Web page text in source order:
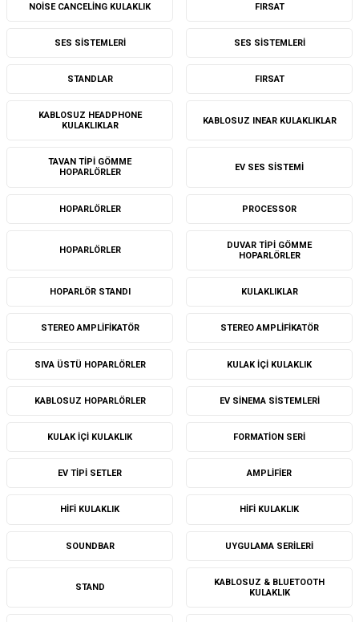
NOISE CANCELING KULAKLIK FIRSAT
SES SISTEMLERI SES SISTEMLERI
STANDLAR FIRSAT
KABLOSUZ HEADPHONE
KULAKLIKLAR
KABLOSUZ INEAR KULAKLIKLAR
TAVAN TIPI GÖMME
HOPARLÖRLER
EV SES SISTEMI
HOPARLÖRLER PROCESSOR
HOPARLÖRLER
DUVAR TIPI GÖMME
HOPARLÖRLER
HOPARLÖR STANDI KULAKLIKLAR
STEREO AMPLIFIKATÖR STEREO AMPLIFIKATÖR
SIVA ÜSTÜ HOPARLÖRLER KULAK IÇI KULAKLIK
KABLOSUZ HOPARLÖRLER EV SINEMA SISTEMLERI
KULAK IÇI KULAKLIK FORMATION SERI
EV TIPI SETLER AMPLIFIER
HIFI KULAKLIK HIFI KULAKLIK
SOUNDBAR UYGULAMA SERILERI
STAND
KABLOSUZ & BLUETOOTH
KULAKLIK